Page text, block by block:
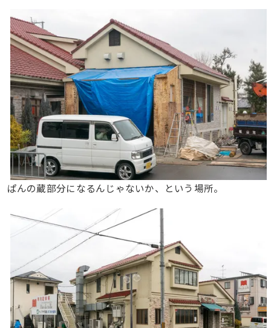
ぱんの蔵部分になるんじゃないか、という場所。